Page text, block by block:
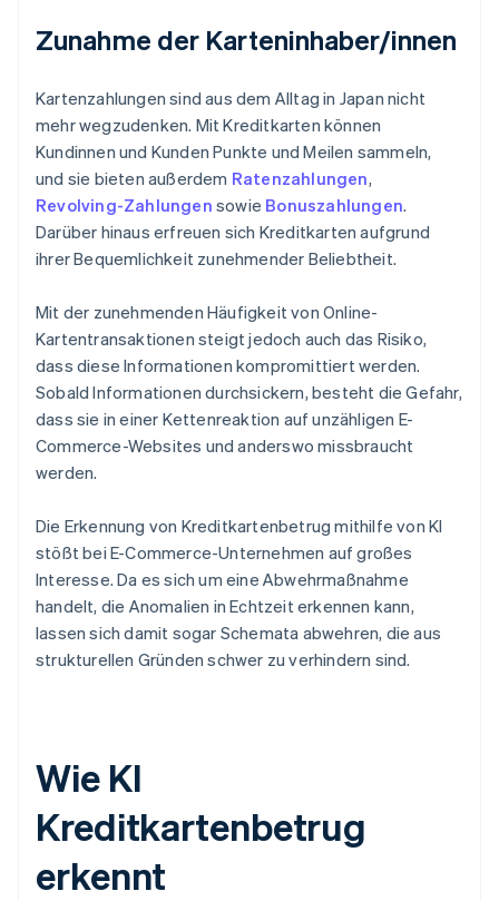
Zunahme der Karteninhaber/innen
Kartenzahlungen sind aus dem Alltag in Japan nicht
mehr wegzudenken. Mit Kreditkarten können
Kundinnen und Kunden Punkte und Meilen sammeln,
und sie bieten außerdem Ratenzahlungen,
Revolving-Zahlungen sowie Bonuszahlungen.
Darüber hinaus erfreuen sich Kreditkarten aufgrund
ihrer Bequemlichkeit zunehmender Beliebtheit.
Mit der zunehmenden Häufigkeit von Online-
Kartentransaktionen steigt jedoch auch das Risiko,
dass diese Informationen kompromittiert werden.
Sobald Informationen durchsickern, besteht die Gefahr,
dass sie in einer Kettenreaktion auf unzähligen E-
Commerce-Websites und anderswo missbraucht
werden.
Die Erkennung von Kreditkartenbetrug mithilfe von KI
stößt bei E-Commerce-Unternehmen auf großes
Interesse. Da es sich um eine Abwehrmaßnahme
handelt, die Anomalien in Echtzeit erkennen kann,
lassen sich damit sogar Schemata abwehren, die aus
strukturellen Gründen schwer zu verhindern sind.
Wie KI
Kreditkartenbetrug
erkennt